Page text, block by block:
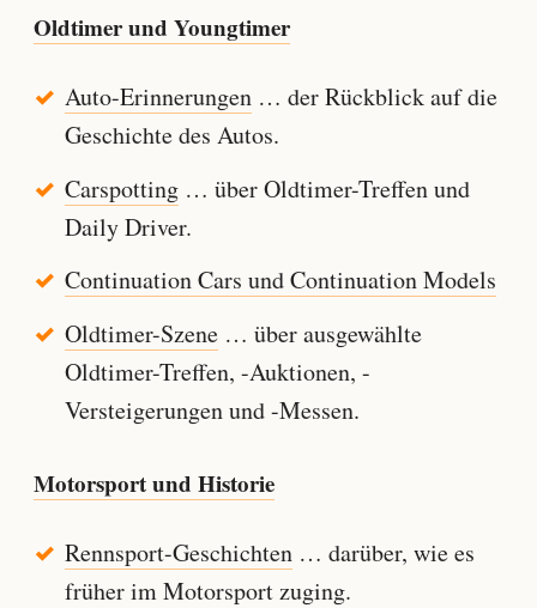
Oldtimer und Youngtimer
Auto-Erinnerungen… der Rückblick auf die
Geschichte des Autos.
Carspotting… über Oldtimer-Treffen und
Daily Driver.
Continuation Cars und Continuation Models
Oldtimer-Szene… über ausgewählte
Oldtimer-Treffen, -Auktionen, -
Versteigerungen und -Messen.
Motorsport und Historie
Rennsport-Geschichten… darüber, wie es
früher im Motorsport zuging.